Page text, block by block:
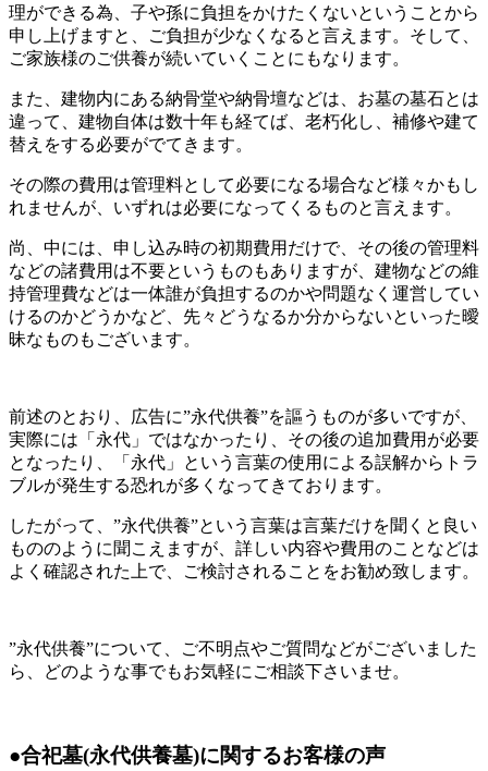
理ができる為、子や孫に負担をかけたくないということから
申し上げますと、ご負担が少なくなると言えます。そして、
ご家族様のご供養が続いていくことにもなります。
また、建物内にある納骨堂や納骨壇などは、お墓の墓石とは
違って、建物自体は数十年も経てば、老朽化し、補修や建て
替えをする必要がでてきます。
その際の費用は管理料として必要になる場合など様々かもし
れませんが、いずれは必要になってくるものと言えます。
尚、中には、申し込み時の初期費用だけで、その後の管理料
などの諸費用は不要というものもありますが、建物などの維
持管理費などは一体誰が負担するのかや問題なく運営してい
けるのかどうかなど、先々どうなるか分からないといった曖
昧なものもございます。
前述のとおり、広告に”永代供養”を謳うものが多いですが、
実際には「永代」ではなかったり、その後の追加費用が必要
となったり、「永代」という言葉の使用による誤解からトラ
ブルが発生する恐れが多くなってきております。
したがって、”永代供養”という言葉は言葉だけを聞くと良い
もののように聞こえますが、詳しい内容や費用のことなどは
よく確認された上で、ご検討されることをお勧め致します。
”永代供養”について、ご不明点やご質問などがございました
ら、どのような事でもお気軽にご相談下さいませ。
●合祀墓(永代供養墓)に関するお客様の声